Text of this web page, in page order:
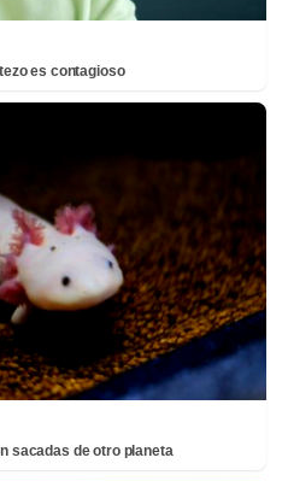
es contagioso
sacadas de otro planeta